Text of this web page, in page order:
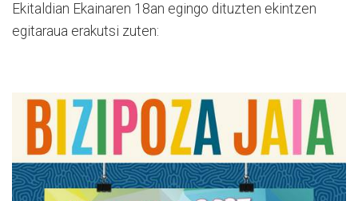
Ekitaldian Ekainaren 18an egingo dituzten ekintzen
egitaraua erakutsi zuten: